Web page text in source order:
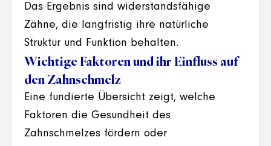
Das Ergebnis sind widerstandsfähige
Zähne, die langfristig ihre natürliche
Struktur und Funktion behalten.
Wichtige Faktoren und ihr Einfluss auf
den Zahnschmelz
Eine fundierte Übersicht zeigt, welche
Faktoren die Gesundheit des
Zahnschmelzes fördern oder